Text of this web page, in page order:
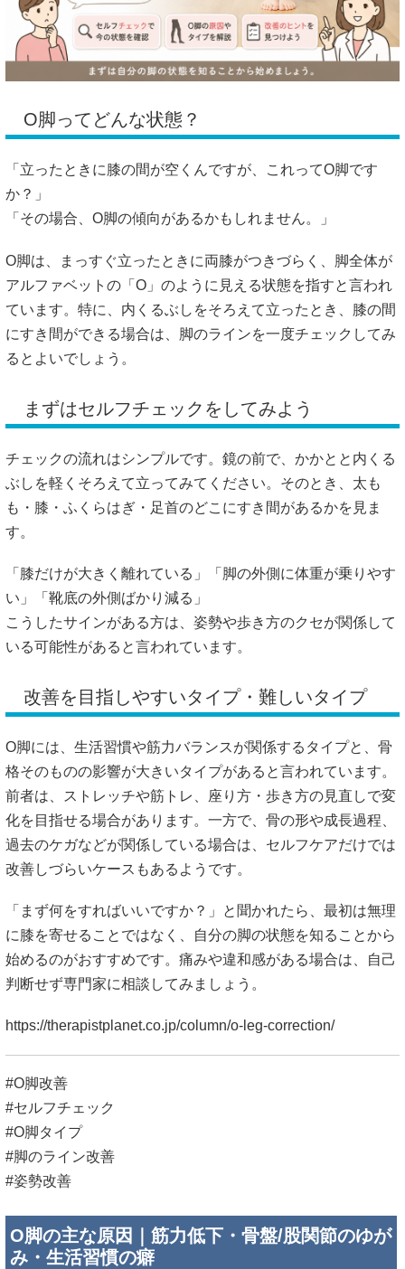
O脚ってどんな状態？
「立ったときに膝の間が空くんですが、これってO脚です
か？」
「その場合、O脚の傾向があるかもしれません。」
O脚は、まっすぐ立ったときに両膝がつきづらく、脚全体が
アルファベットの「O」のように見える状態を指すと言われ
ています。特に、内くるぶしをそろえて立ったとき、膝の間
にすき間ができる場合は、脚のラインを一度チェックしてみ
るとよいでしょう。
まずはセルフチェックをしてみよう
チェックの流れはシンプルです。鏡の前で、かかとと内くる
ぶしを軽くそろえて立ってみてください。そのとき、太も
も・膝・ふくらはぎ・足首のどこにすき間があるかを見ま
す。
「膝だけが大きく離れている」「脚の外側に体重が乗りやす
い」「靴底の外側ばかり減る」
こうしたサインがある方は、姿勢や歩き方のクセが関係して
いる可能性があると言われています。
改善を目指しやすいタイプ・難しいタイプ
O脚には、生活習慣や筋力バランスが関係するタイプと、骨
格そのものの影響が大きいタイプがあると言われています。
前者は、ストレッチや筋トレ、座り方・歩き方の見直しで変
化を目指せる場合があります。一方で、骨の形や成長過程、
過去のケガなどが関係している場合は、セルフケアだけでは
改善しづらいケースもあるようです。
「まず何をすればいいですか？」と聞かれたら、最初は無理
に膝を寄せることではなく、自分の脚の状態を知ることから
始めるのがおすすめです。痛みや違和感がある場合は、自己
判断せず専門家に相談してみましょう。
https://therapistplanet.co.jp/column/o-leg-correction/
#O脚改善
#セルフチェック
#O脚タイプ
#脚のライン改善
#姿勢改善
O脚の主な原因｜筋力低下・骨盤/股関節のゆが
み・生活習慣の癖